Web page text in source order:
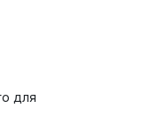
для